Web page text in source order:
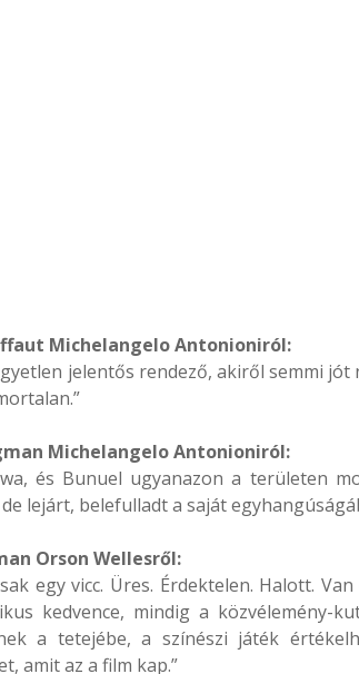
Michelangelo Antonioniról:
jelentős rendező, akiről semmi
Michelangelo Antonioniról:
és Bunuel ugyanazon a területen
lejárt, belefulladt a saját
Orson Wellesről:
egy vicc. Üres. Érdektelen. Halott.
kedvence, mindig a közvélemény-
a tetejébe, a színészi játék
amit az a film kap.”